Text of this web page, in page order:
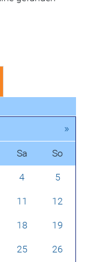
»
Sa So
4 5
11 12
18 19
25 26